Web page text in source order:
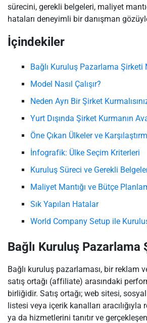
sürecini, gerekli belgeleri, maliyet
hataları deneyimli bir danışman
İçindekiler
Bağlı Kuruluş Pazarlama Şirketi
Model Nasıl Çalışır?
Neden Ayrı Bir Şirket
Yurt Dışında Şirket Kurmanın
Öne Çıkan Ülkeler ve
İnfografik: Ülke Seçim Kriterleri
Kuruluş Süreci ve Gerekli
Maliyet Mantığı ve Bütçe
Sık Yapılan Hatalar
World Company Setup ile
Bağlı Kuruluş Pazarlama
Bağlı kuruluş pazarlaması, bir reklam
satış ortağı (affiliate) arasındaki
birliğidir. Satış ortağı; web sitesi,
listesi veya içerik kanalları aracılığıyla
ya da hizmetlerini tanıtır ve